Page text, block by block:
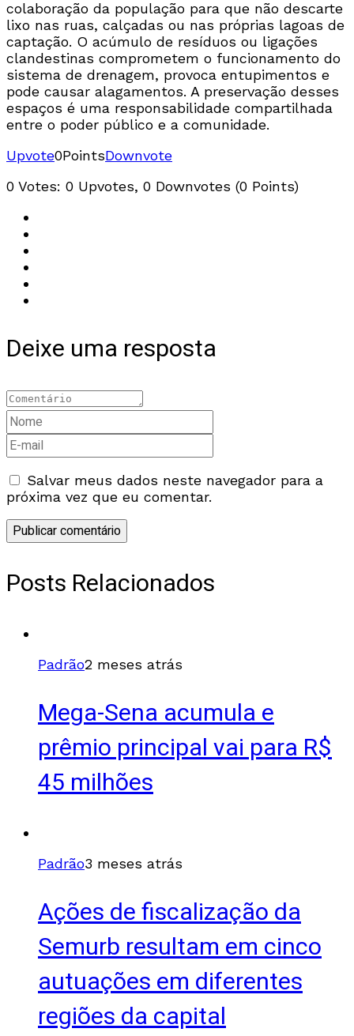
colaboração da população para que não descarte
lixo nas ruas, calçadas ou nas próprias lagoas de
captação. O acúmulo de resíduos ou ligações
clandestinas comprometem o funcionamento do
sistema de drenagem, provoca entupimentos e
pode causar alagamentos. A preservação desses
espaços é uma responsabilidade compartilhada
entre o poder público e a comunidade.
Upvote0PointsDownvote
0 Votes: 0 Upvotes, 0 Downvotes (0 Points)
Deixe uma resposta
Salvar meus dados neste navegador para a
próxima vez que eu comentar.
Posts Relacionados
Padrão2 meses atrás
Mega-Sena acumula e
prêmio principal vai para R$
45 milhões
Padrão3 meses atrás
Ações de fiscalização da
Semurb resultam em cinco
autuações em diferentes
regiões da capital